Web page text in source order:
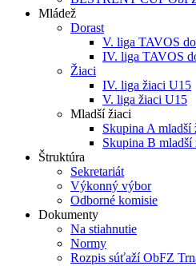
Mládež
Dorast
V. liga TAVOS
IV. liga TAVOS
Žiaci
IV. liga žiaci U15
V. liga žiaci U15
Mladší žiaci
Skupina A mladší
Skupina B
Štruktúra
Sekretariát
Výkonný výbor
Odborné komisie
Dokumenty
Na stiahnutie
Normy
Rozpis súťaží ObFZ